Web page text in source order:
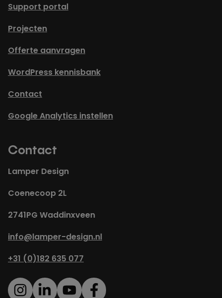
Support portal
Projecten
Offerte aanvragen
WordPress kennisbank
Contact
Google Analytics instellen
Contact
Lamper Design
Coenecoop 2L
2741PG Waddinxveen
info@lamper-design.nl
+31 (0)182 635 077